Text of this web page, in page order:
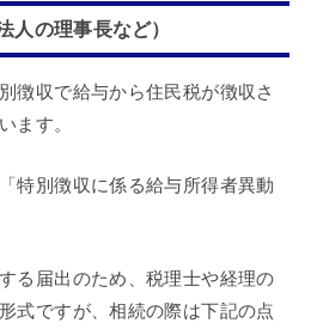
人の理事長など）
徴収で給与から住民税が徴収さ
ます。
特別徴収に係る給与所得者異動
る届出のため、税理士や経理の
式ですが、相続の際は下記の点